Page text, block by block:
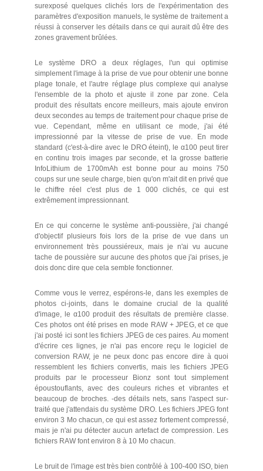
surexposé quelques clichés lors de l'expérimentation des
paramètres d'exposition manuels, le système de traitement a
réussi à conserver les détails dans ce qui aurait dû être des
zones gravement brûlées.
Le système DRO a deux réglages, l'un qui optimise
simplement l'image à la prise de vue pour obtenir une bonne
plage tonale, et l'autre réglage plus complexe qui analyse
l'ensemble de la photo et ajuste il zone par zone. Cela
produit des résultats encore meilleurs, mais ajoute environ
deux secondes au temps de traitement pour chaque prise de
vue. Cependant, même en utilisant ce mode, j'ai été
impressionné par la vitesse de prise de vue. En mode
standard (c'est-à-dire avec le DRO éteint), le α100 peut tirer
en continu trois images par seconde, et la grosse batterie
InfoLithium de 1700mAh est bonne pour au moins 750
coups sur une seule charge, bien qu'on m'ait dit en privé que
le chiffre réel c'est plus de 1 000 clichés, ce qui est
extrêmement impressionnant.
En ce qui concerne le système anti-poussière, j'ai changé
d'objectif plusieurs fois lors de la prise de vue dans un
environnement très poussiéreux, mais je n'ai vu aucune
tache de poussière sur aucune des photos que j'ai prises, je
dois donc dire que cela semble fonctionner.
Comme vous le verrez, espérons-le, dans les exemples de
photos ci-joints, dans le domaine crucial de la qualité
d'image, le α100 produit des résultats de première classe.
Ces photos ont été prises en mode RAW + JPEG, et ce que
j'ai posté ici sont les fichiers JPEG de ces paires. Au moment
d'écrire ces lignes, je n'ai pas encore reçu le logiciel de
conversion RAW, je ne peux donc pas encore dire à quoi
ressemblent les fichiers convertis, mais les fichiers JPEG
produits par le processeur Bionz sont tout simplement
époustouflants, avec des couleurs riches et vibrantes et
beaucoup de broches. -des détails nets, sans l'aspect sur-
traité que j'attendais du système DRO. Les fichiers JPEG font
environ 3 Mo chacun, ce qui est assez fortement compressé,
mais je n'ai pu détecter aucun artefact de compression. Les
fichiers RAW font environ 8 à 10 Mo chacun.
Le bruit de l'image est très bien contrôlé à 100-400 ISO, bien